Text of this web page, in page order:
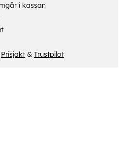
i kassan
Prisjakt& Trustpilot